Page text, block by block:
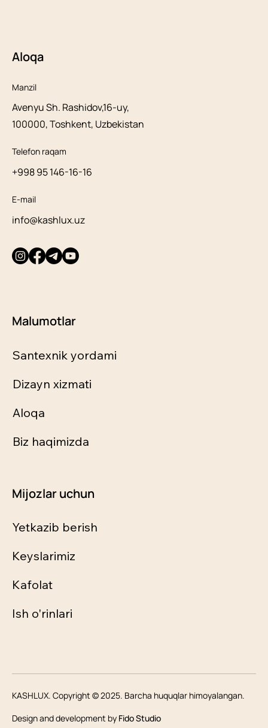
Aloqa
Manzil
Avenyu Sh. Rashidov,16-uy,
100000, Toshkent, Uzbekistan
Telefon raqam
+998 95 146-16-16
E-mail
info@kashlux.uz
Malumotlar
Santexnik yordami
Dizayn xizmati
Aloqa
Biz haqimizda
Mijozlar uchun
Yetkazib berish
Keyslarimiz
Kafolat
Ish o'rinlari
KASHLUX. Copyright © 2025. Barcha huquqlar himoyalangan.
Design and development by Fido Studio